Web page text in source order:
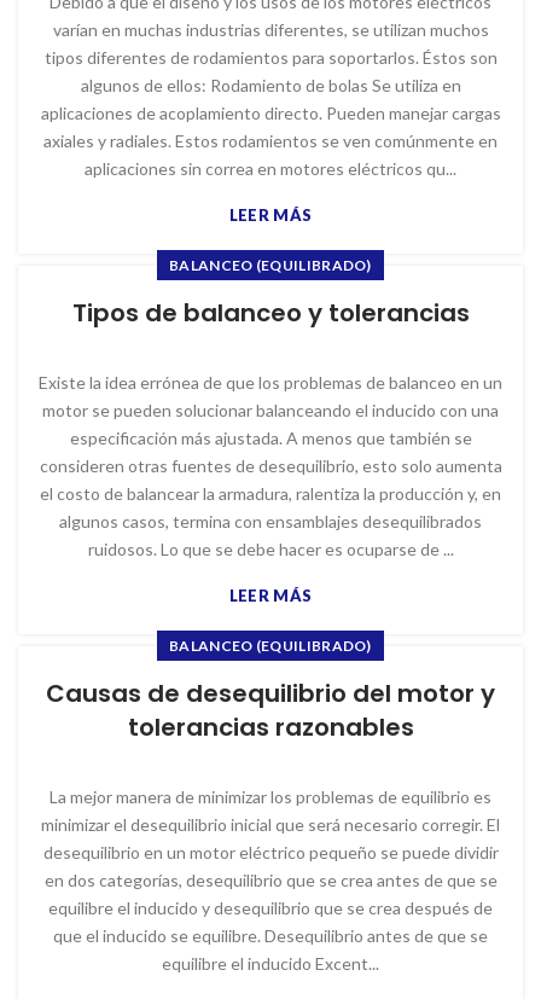
varían en muchas industrias diferentes, se utilizan muchos
tipos diferentes de rodamientos para soportarlos. Éstos son
algunos de ellos: Rodamiento de bolas Se utiliza en
aplicaciones de acoplamiento directo. Pueden manejar cargas
axiales y radiales. Estos rodamientos se ven comúnmente en
aplicaciones sin correa en motores eléctricos qu...
LEER MÁS
BALANCEO (EQUILIBRADO)
Tipos de balanceo y tolerancias
Existe la idea errónea de que los problemas de balanceo en un
motor se pueden solucionar balanceando el inducido con una
especificación más ajustada. A menos que también se
consideren otras fuentes de desequilibrio, esto solo aumenta
el costo de balancear la armadura, ralentiza la producción y, en
algunos casos, termina con ensamblajes desequilibrados
ruidosos. Lo que se debe hacer es ocuparse de ...
LEER MÁS
BALANCEO (EQUILIBRADO)
Causas de desequilibrio del motor y
tolerancias razonables
La mejor manera de minimizar los problemas de equilibrio es
minimizar el desequilibrio inicial que será necesario corregir. El
desequilibrio en un motor eléctrico pequeño se puede dividir
en dos categorías, desequilibrio que se crea antes de que se
equilibre el inducido y desequilibrio que se crea después de
que el inducido se equilibre. Desequilibrio antes de que se
equilibre el inducido Excent...